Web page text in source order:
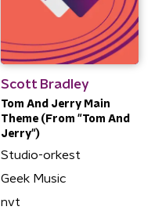
Scott Bradley
Tom And Jerry Main
Theme (From "Tom And
Jerry")
Studio-orkest
Geek Music
nvt